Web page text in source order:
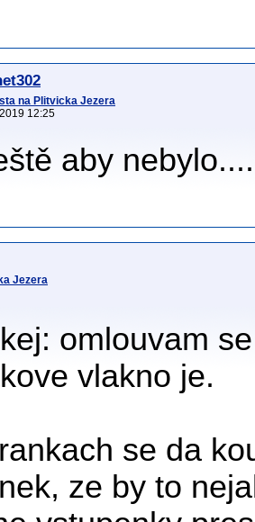
na Plitvicka Jezera
12:25
aby
Jezera
omlouvam
vlakno je.
se da
ze by to